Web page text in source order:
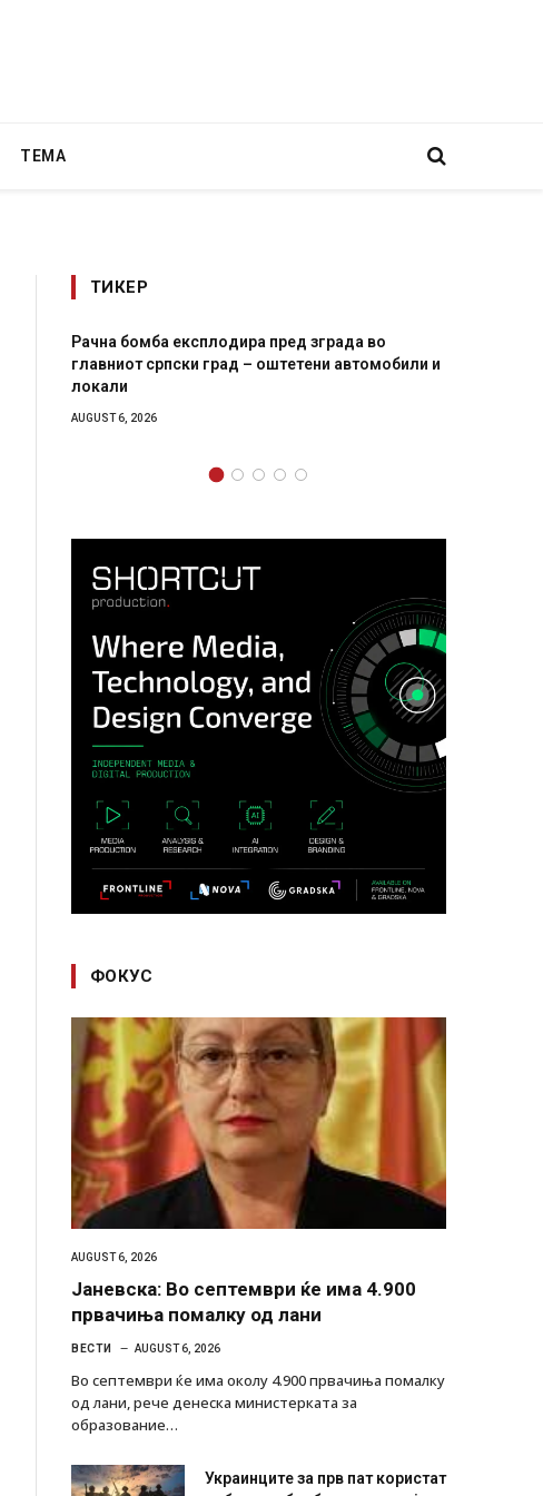
ТЕМА
ТИКЕР
Рачна бомба експлодира пред зграда во
главниот српски град – оштетени автомобили и
локали
AUGUST 6, 2026
ФОКУС
AUGUST 6, 2026
Јаневска: Во септември ќе има 4.900
првачиња помалку од лани
ВЕСТИ AUGUST 6, 2026
Во септември ќе има околу 4.900 првачиња помалку
од лани, рече денеска министерката за
образование…
Украинците за прв пат користат